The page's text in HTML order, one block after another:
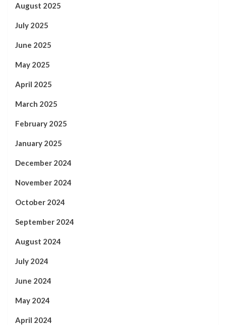
August 2025
July 2025
June 2025
May 2025
April 2025
March 2025
February 2025
January 2025
December 2024
November 2024
October 2024
September 2024
August 2024
July 2024
June 2024
May 2024
April 2024